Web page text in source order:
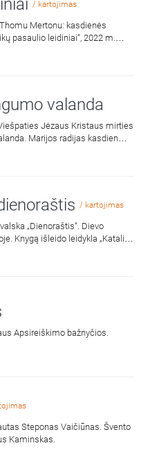
/ kartojimas
Mertonu: kasdienės
pasaulio leidiniai“, 2022 m.
valanda
Jėzaus Kristaus mirties
Marijos radijas kasdien
kalbant Dievo
bei pasiklausyti ištraukų iš
paveikslas, nutapytas pagal
/ kartojimas
„Dienoraštis“. Dievo
Knygą išleido leidykla „Katalikų
Apsireiškimo bažnyčios.
Steponas Vaičiūnas. Švento
Kaminskas.